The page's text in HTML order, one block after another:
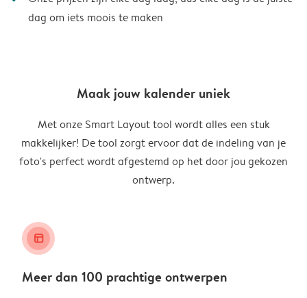
dag om iets moois te maken
Maak jouw kalender uniek
Met onze Smart Layout tool wordt alles een stuk
makkelijker! De tool zorgt ervoor dat de indeling van je
foto's perfect wordt afgestemd op het door jou gekozen
ontwerp.
layout_alt
Meer dan 100 prachtige ontwerpen